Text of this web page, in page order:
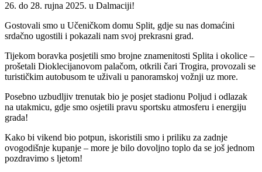
26. do 28. rujna 2025. u Dalmaciji!
Gostovali smo u Učeničkom domu Split, gdje su nas domaćini
srdačno ugostili i pokazali nam svoj prekrasni grad.
Tijekom boravka posjetili smo brojne znamenitosti Splita i okolice –
prošetali Dioklecijanovom palačom, otkrili čari Trogira, provozali se
turističkim autobusom te uživali u panoramskoj vožnji uz more.
Posebno uzbudljiv trenutak bio je posjet stadionu Poljud i odlazak
na utakmicu, gdje smo osjetili pravu sportsku atmosferu i energiju
grada!
Kako bi vikend bio potpun, iskoristili smo i priliku za zadnje
ovogodišnje kupanje – more je bilo dovoljno toplo da se još jednom
pozdravimo s ljetom!